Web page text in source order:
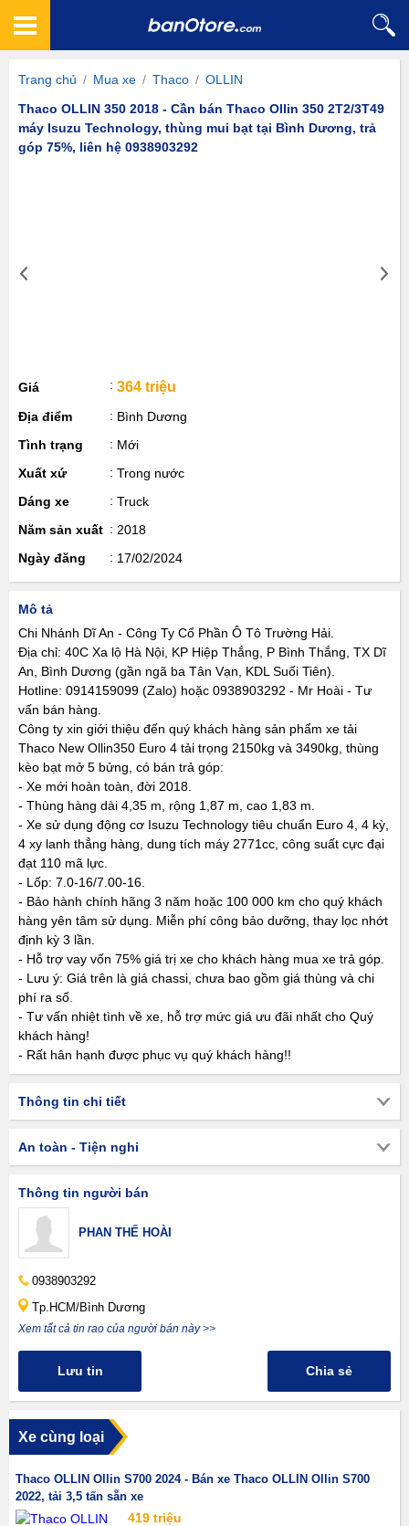
Trang chủ / Mua xe / Thaco / OLLIN
Thaco OLLIN 350 2018 - Cần bán Thaco Ollin 350 2T2/3T49
máy Isuzu Technology, thùng mui bạt tại Bình Dương, trả
góp 75%, liên hệ 0938903292
Giá 364 triệu
Địa điểm
Bình Dương
Tình trạng
Mới
Xuất xứ
Trong nước
Dáng xe
Truck
Năm sản xuất
2018
Ngày đăng
17/02/2024
Mô tả
Chi Nhánh Dĩ An - Công Ty Cổ Phần Ô Tô Trường Hải.
Địa chỉ: 40C Xa lộ Hà Nội, KP Hiệp Thắng, P Bình Thắng, TX Dĩ
An, Bình Dương (gần ngã ba Tân Vạn, KDL Suối Tiên).
Hotline: 0914159099 (Zalo) hoặc 0938903292 - Mr Hoài - Tư
vấn bán hàng.
Công ty xin giới thiệu đến quý khách hàng sản phẩm xe tải
Thaco New Ollin350 Euro 4 tải trọng 2150kg và 3490kg, thùng
kèo bạt mở 5 bửng, có bán trả góp:
- Xe mới hoàn toàn, đời 2018.
- Thùng hàng dài 4,35 m, rộng 1,87 m, cao 1,83 m.
- Xe sử dụng động cơ Isuzu Technology tiêu chuẩn Euro 4, 4 kỳ,
4 xy lanh thẳng hàng, dung tích máy 2771cc, công suất cực đại
đạt 110 mã lực.
- Lốp: 7.0-16/7.00-16.
- Bảo hành chính hãng 3 năm hoặc 100 000 km cho quý khách
hàng yên tâm sử dụng. Miễn phí công bảo dưỡng, thay lọc nhớt
định kỳ 3 lần.
- Hỗ trợ vay vốn 75% giá trị xe cho khách hàng mua xe trả góp.
- Lưu ý: Giá trên là giá chassi, chưa bao gồm giá thùng và chi
phí ra số.
- Tư vấn nhiệt tình về xe, hỗ trợ mức giá ưu đãi nhất cho Quý
khách hàng!
- Rất hân hạnh được phục vụ quý khách hàng!!
Thông tin chi tiết
An toàn - Tiện nghi
Thông tin người bán
PHAN THẾ HOÀI
0938903292
Tp.HCM/Bình Dương
Xem tất cả tin rao của người bán này >>
Lưu tin Chia sẻ
Xe cùng loại
Thaco OLLIN Ollin S700 2024 - Bán xe Thaco OLLIN Ollin S700
2022, tải 3,5 tấn sẵn xe
419 triệu